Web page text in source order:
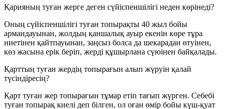
Қарияның туған жерге деген сүйіспеншілігі неден көрінеді?
Оның сүйіспеншілігі туған топырақты 40 жыл бойы
армандауынан, жолдың қаншалық ауыр екенін көре тұра
ниетінен қайтпауынан, заңсыз болса да шекарадан өтуінен,
көз жасына ерік беріп, жерді құшырлана сүюінен байқалады.
Қарттың туған жердің топырағын алып жүруін қалай
түсіндіресің?
Қарт туған жер топырағын тұмар етіп тағып жүрген. Себебі
туған топырақ киелі деп білген, ол оған өмір бойы күш-қуат